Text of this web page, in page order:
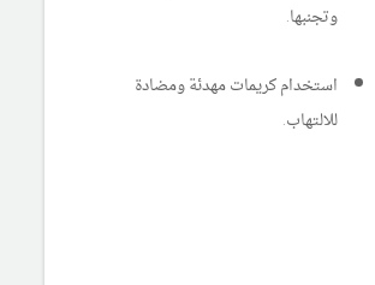
وتجنبها.
استخدام كريمات مهدئة ومضادة
للالتهاب.